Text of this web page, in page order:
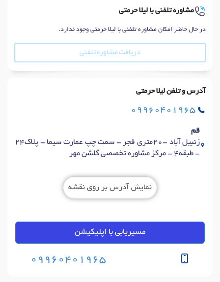
مشاوره تلفنی با لیلا حرمتی
در حال حاضر امکان مشاوره تلفنی با لیلا حرمتی وجود ندارد.
دریافت مشاوره تلفنی
آدرس و تلفن لیلا حرمتی
09960401965
قم
زنبیل آباد -20متری فجر - سمت چپ عمارت سیما - پلاک24
- طبقه4 - مرکز مشاوره تخصصی گلشن مهر
نمایش آدرس بر روی نقشه
مسیریابی با اپلیکیشن
09960401965